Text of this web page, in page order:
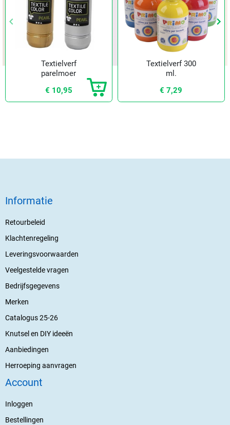
Vorige
keyboard_arrow_left keyboard_arrow_right
Vorige
keyboard_arrow_left keyboard_arrow_right
Textielverf
parelmoer
€ 10,95
Textielverf 300
ml.
€ 7,29
Informatie
Retourbeleid
Klachtenregeling
Leveringsvoorwaarden
Veelgestelde vragen
Bedrijfsgegevens
Merken
Catalogus 25-26
Knutsel en DIY ideeën
Aanbiedingen
Herroeping aanvragen
Account
Inloggen
Bestellingen